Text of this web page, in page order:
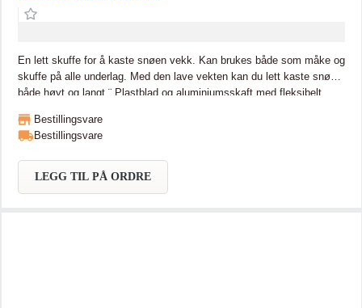
En lett skuffe for å kaste snøen vekk. Kan brukes både som måke og
skuffe på alle underlag. Med den lave vekten kan du lett kaste snøen
både høyt og langt.¨ Plastblad og aluminiumsskaft med fleksibelt
Bestillingsvare
Bestillingsvare
LEGG TIL PÅ ORDRE